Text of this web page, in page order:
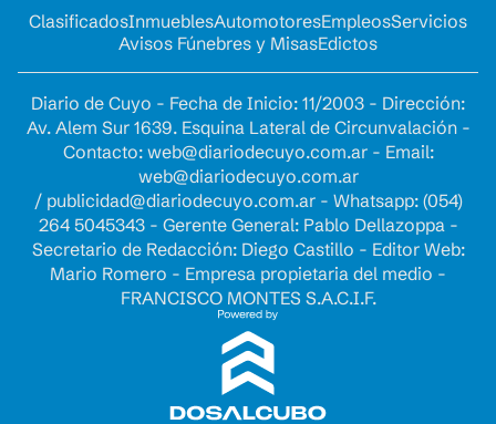
ClasificadosInmueblesAutomotoresEmpleosServicios
Avisos Fúnebres y MisasEdictos
Diario de Cuyo - Fecha de Inicio: 11/2003 - Dirección:
Av. Alem Sur 1639. Esquina Lateral de Circunvalación -
Contacto: web@diariodecuyo.com.ar- Email:
web@diariodecuyo.com.ar
/ publicidad@diariodecuyo.com.ar- Whatsapp: (054)
264 5045343 - Gerente General: Pablo Dellazoppa -
Secretario de Redacción: Diego Castillo - Editor Web:
Mario Romero - Empresa propietaria del medio -
FRANCISCO MONTES S.A.C.I.F.